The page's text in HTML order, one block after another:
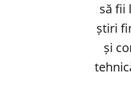
să fii
știri
și